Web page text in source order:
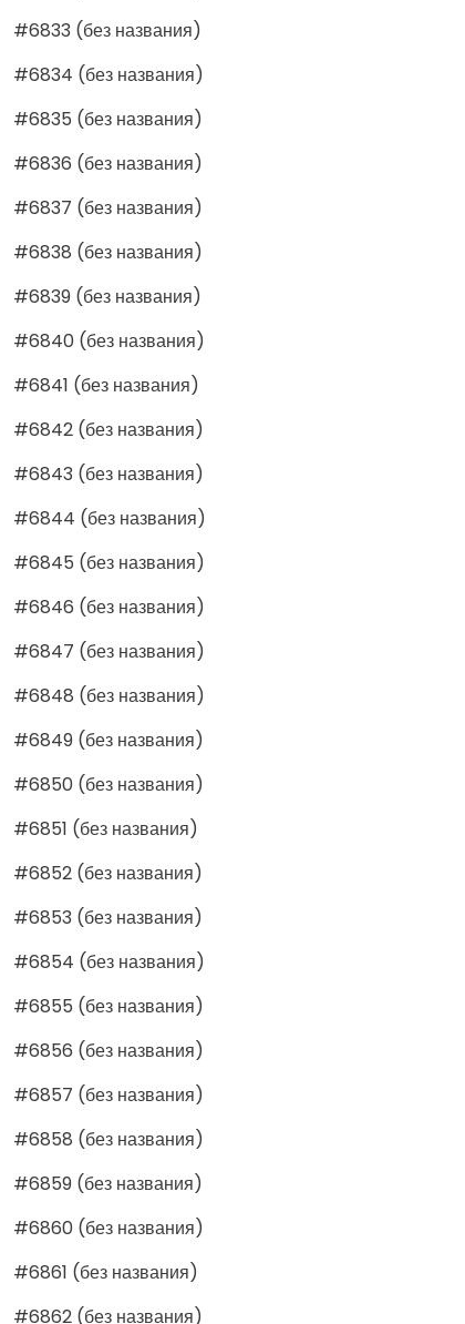
#6833 (без названия)
#6834 (без названия)
#6835 (без названия)
#6836 (без названия)
#6837 (без названия)
#6838 (без названия)
#6839 (без названия)
#6840 (без названия)
#6841 (без названия)
#6842 (без названия)
#6843 (без названия)
#6844 (без названия)
#6845 (без названия)
#6846 (без названия)
#6847 (без названия)
#6848 (без названия)
#6849 (без названия)
#6850 (без названия)
#6851 (без названия)
#6852 (без названия)
#6853 (без названия)
#6854 (без названия)
#6855 (без названия)
#6856 (без названия)
#6857 (без названия)
#6858 (без названия)
#6859 (без названия)
#6860 (без названия)
#6861 (без названия)
#6862 (без названия)